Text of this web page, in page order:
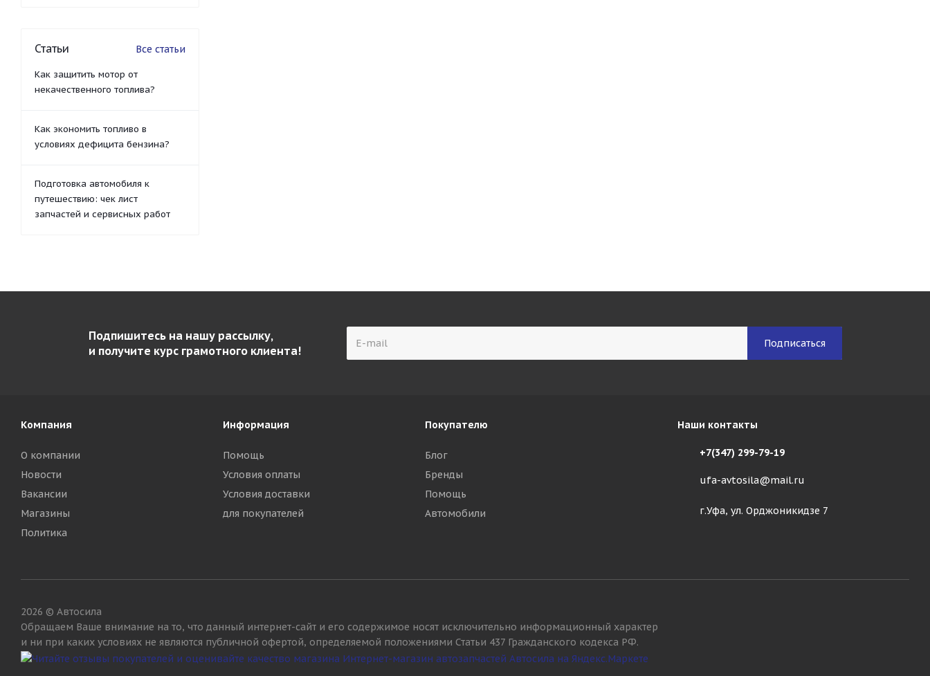
Статьи Все статьи
Как защитить мотор от
некачественного топлива?
Как экономить топливо в
условиях дефицита бензина?
Подготовка автомобиля к
путешествию: чек лист
запчастей и сервисных работ
Подпишитесь на нашу рассылку,
и получите курс грамотного клиента!
Компания
О компании
Новости
Вакансии
Магазины
Политика
Информация
Помощь
Условия оплаты
Условия доставки
для покупателей
Покупателю
Блог
Бренды
Помощь
Автомобили
Наши контакты
+7(347) 299-79-19
ufa-avtosila@mail.ru
г.Уфа, ул. Орджоникидзе 7
2026 © Автосила
Обращаем Ваше внимание на то, что данный интернет-сайт и его содержимое носят исключительно информационный характер
и ни при каких условиях не являются публичной офертой, определяемой положениями Статьи 437 Гражданского кодекса РФ.